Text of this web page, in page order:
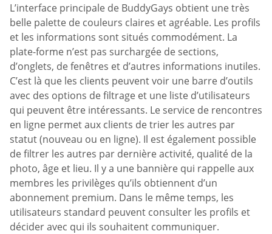
L’interface principale de BuddyGays obtient une très
belle palette de couleurs claires et agréable. Les profils
et les informations sont situés commodément. La
plate-forme n’est pas surchargée de sections,
d’onglets, de fenêtres et d’autres informations inutiles.
C’est là que les clients peuvent voir une barre d’outils
avec des options de filtrage et une liste d’utilisateurs
qui peuvent être intéressants. Le service de rencontres
en ligne permet aux clients de trier les autres par
statut (nouveau ou en ligne). Il est également possible
de filtrer les autres par dernière activité, qualité de la
photo, âge et lieu. Il y a une bannière qui rappelle aux
membres les privilèges qu’ils obtiennent d’un
abonnement premium. Dans le même temps, les
utilisateurs standard peuvent consulter les profils et
décider avec qui ils souhaitent communiquer.